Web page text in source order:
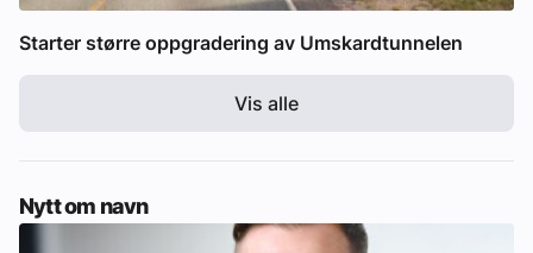
Starter større oppgradering av Umskardtunnelen
Vis alle
Nytt om navn